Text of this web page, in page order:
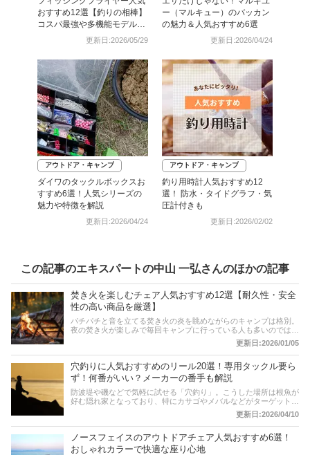
おすすめ12選【釣りの相棒】
コスパ最強や多機能モデルな
更新日:2026/05/29
ー（マルキュー）のバッカン
の魅力＆人気おすすめ6選
更新日:2026/04/24
アウトドア・キャンプ
ダイワのタックルボックスお
すすめ6選！人気シリーズの
魅力や特徴を解説
更新日:2026/04/24
アウトドア・キャンプ
釣り用時計人気おすすめ12
選！ 防水・タイドグラフ・気
圧計付きも
更新日:2026/02/02
この記事のエキスパートの中山 一弘さんのほかの記事
焚き火を楽しむチェア人気おすすめ12選【耐久性・安全
性の高い商品を厳選】
パチパチと音を立てる焚き火の炎を眺めながらのキャンプは格別。
夜の焚き火が楽しみで毎回キャンプに行っている人も多いのではな
いでしょうか？そんな焚き火を楽しむために必要なのが快適なチェ
アです。この記事では、焚き火におすすめのチェアの選び方とおす
すめ商品を紹介します。コールマンやスノーピーク、キャプテンス
タッグなどといった人気メーカーをはじめ、焚き火におすすめチェ
アを厳選しました。記事の後半には、比較一覧表や通販サイトの最
新人気ランキングもありますので、売れ筋や口コミをチェックして
みてください。
更新日:2026/01/05
穴釣りに人気おすすめのリール20選！専用タックル要ら
ず！何番がいい？メーカーの番手も解説
防波堤や磯などで気軽に試せる「穴釣り」。こうした場所は根魚が
好む隠れ家となっており、特にカサゴやメバルなどがターゲットと
なります。この記事では、穴釣りにおすすめのリールの選び方とお
すすめ商品を紹介します。人気のシマノやダイワ、アブ・ガルシア
のスピニングリールを厳選しました！比較一覧表や通販サイトの最
新人気ランキングもあるので、売れ筋や口コミとあわせてチェック
してみてください。
更新日:2026/04/10
ノースフェイスのアウトドアチェア人気おすすめ6選！
おしゃれカラーで快適な座り心地